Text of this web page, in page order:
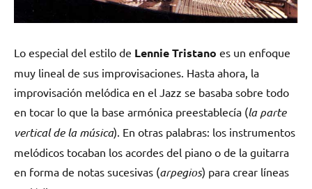
Lo especial del estilo de Lennie Tristano es un enfoque
muy lineal de sus improvisaciones. Hasta ahora, la
improvisación melódica en el Jazz se basaba sobre todo
en tocar lo que la base armónica preestablecía (la parte
vertical de la música). En otras palabras: los instrumentos
melódicos tocaban los acordes del piano o de la guitarra
en forma de notas sucesivas (arpegios) para crear líneas